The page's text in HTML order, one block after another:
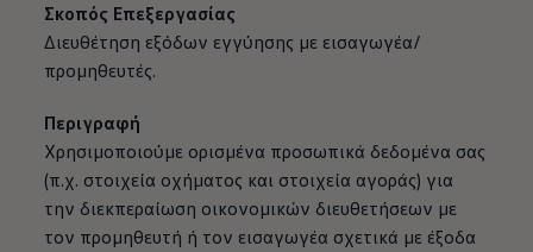
Σκοπός Επεξεργασίας
Διευθέτηση εξόδων εγγύησης με εισαγωγέα/
προμηθευτές.
Περιγραφή
Χρησιμοποιούμε ορισμένα προσωπικά δεδομένα σας
(π.χ. στοιχεία οχήματος και στοιχεία αγοράς) για
την διεκπεραίωση οικονομικών διευθετήσεων με
τον προμηθευτή ή τον εισαγωγέα σχετικά με έξοδα